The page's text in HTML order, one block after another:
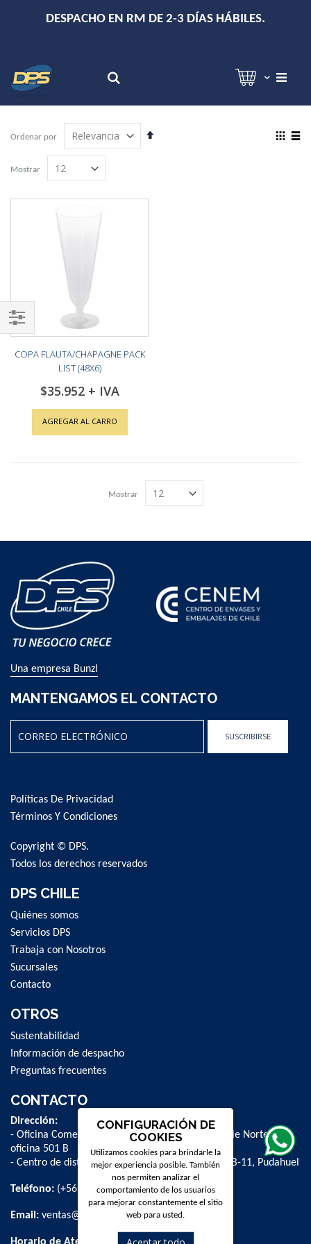
DESPACHO EN RM DE 2-3 DÍAS HÁBILES.
Ordenar por
Establecer
View
Mostrar
COPA FLAUTA/CHAPAGNE PACK
LIST (48X6)
$35.952
AGREGAR AL CARRO
Mostrar
Shop
By
Una empresa Bunzl
MANTENGAMOS EL CONTACTO
Our
Newsletter:
SUSCRIBIRSE
Políticas De Privacidad
Términos Y Condiciones
Copyright © DPS.
Todos los derechos reservados
DPS CHILE
Quiénes somos
Servicios DPS
Trabaja con Nosotros
Sucursales
Contacto
OTROS
Sustentabilidad
Información de despacho
Preguntas frecuentes
CONTACTO
Dirección:
- Oficina Comercial y administrativa: Avenida Valle Norte 841,
oficina 501 B
- Centro de distribución: La Farfana 500, bodega B-11, Pudahuel
Teléfono: (+56 2) 2 584 8900
Email: ventas@dpschile.cl
Horario de Atención:
CONFIGURACIÓN DE
COOKIES
Utilizamos cookies para brindarle la
mejor experiencia posible. También
nos permiten analizar el
comportamiento de los usuarios
para mejorar constantemente el sitio
web para usted.